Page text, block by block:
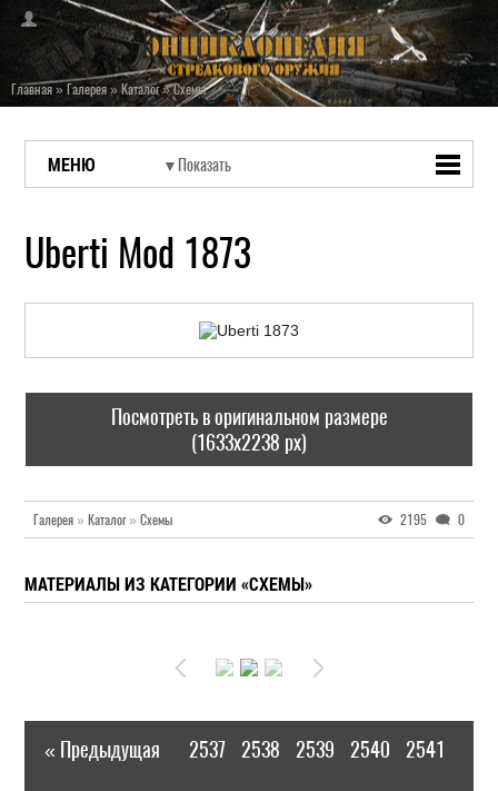
Главная»Галерея»Каталог»Схемы
МЕНЮ
Uberti Mod 1873
Посмотреть в оригинальном размере
(1633x2238 px)
Галерея » Каталог» Схемы 2195 0
МАТЕРИАЛЫ ИЗ КАТЕГОРИИ «СХЕМЫ»
« Предыдущая 2537 2538 2539 2540 2541